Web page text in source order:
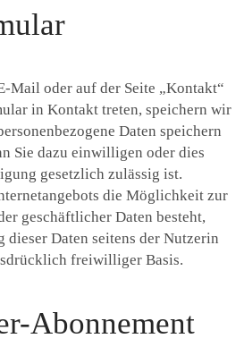
Mail oder auf der Seite „Kontakt“
in Kontakt treten, speichern wir
Daten speichern
Sie dazu einwilligen oder dies
gesetzlich zulässig ist.
die Möglichkeit zur
geschäftlicher Daten besteht,
Daten seitens der Nutzerin
freiwilliger Basis.
Abonnement